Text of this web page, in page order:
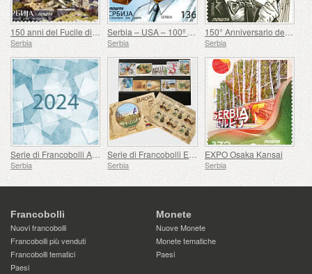
150 anni del Fucile di Nevesinje
Serbia
Serbia – USA – 100º anniversario della nascita di Douglas Engelbart
Serbia
150° Anniversario della Nascita di Rodolphe Archibald Reiss
Serbia
Serie di Francobolli Annuali
Serbia
Serie di Francobolli Europa 2007-2016
Serbia
EXPO Osaka Kansai
Serbia
Francobolli
Nuovi francobolli
Francobolli più venduti
Francobolli tematici
Paesi
Monete
Nuove Monete
Monete tematiche
Paesi